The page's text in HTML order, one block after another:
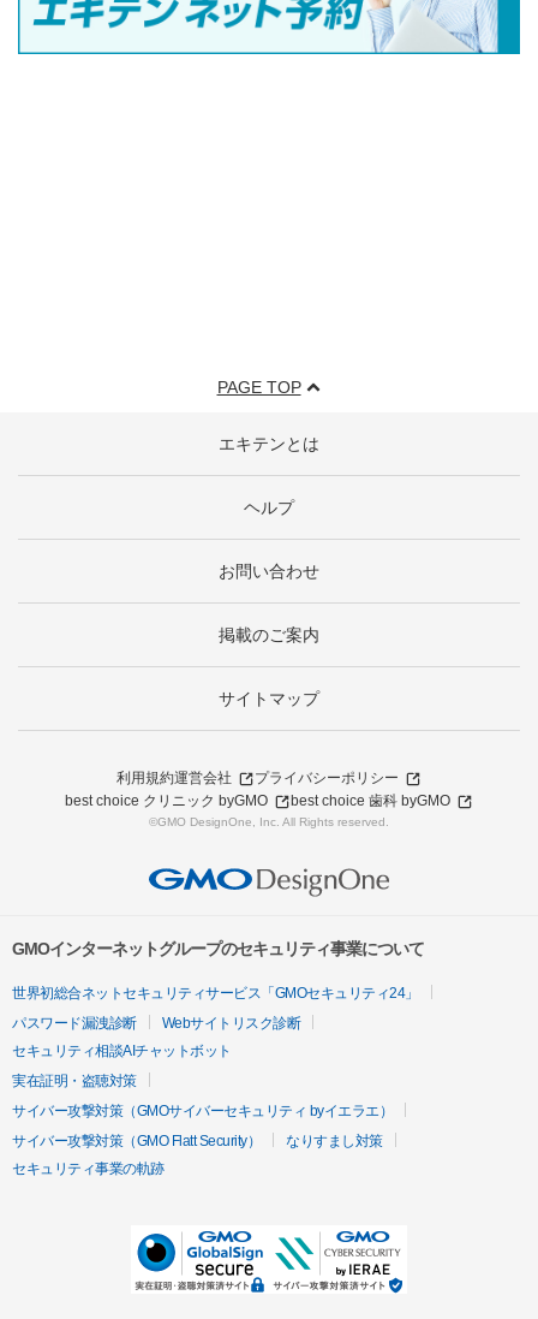
PAGE TOP
エキテンとは
ヘルプ
お問い合わせ
掲載のご案内
サイトマップ
利用規約運営会社
プライバシーポリシー
best choice クリニック byGMO
best choice 歯科 byGMO
©GMO DesignOne, Inc. All Rights reserved.
GMOインターネットグループのセキュリティ事業について
世界初総合ネットセキュリティサービス「GMOセキュリティ24」
パスワード漏洩診断
Webサイトリスク診断
セキュリティ相談AIチャットボット
実在証明・盗聴対策
サイバー攻撃対策（GMOサイバーセキュリティ byイエラエ）
サイバー攻撃対策（GMO Flatt Security）
なりすまし対策
セキュリティ事業の軌跡